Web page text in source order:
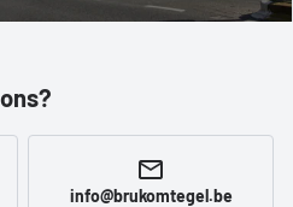
info@brukomtegel.be